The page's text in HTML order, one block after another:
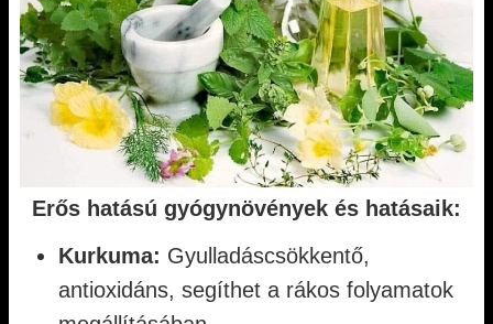
Erős hatású gyógynövények és hatásaik:
Kurkuma: Gyulladáscsökkentő,
antioxidáns, segíthet a rákos folyamatok